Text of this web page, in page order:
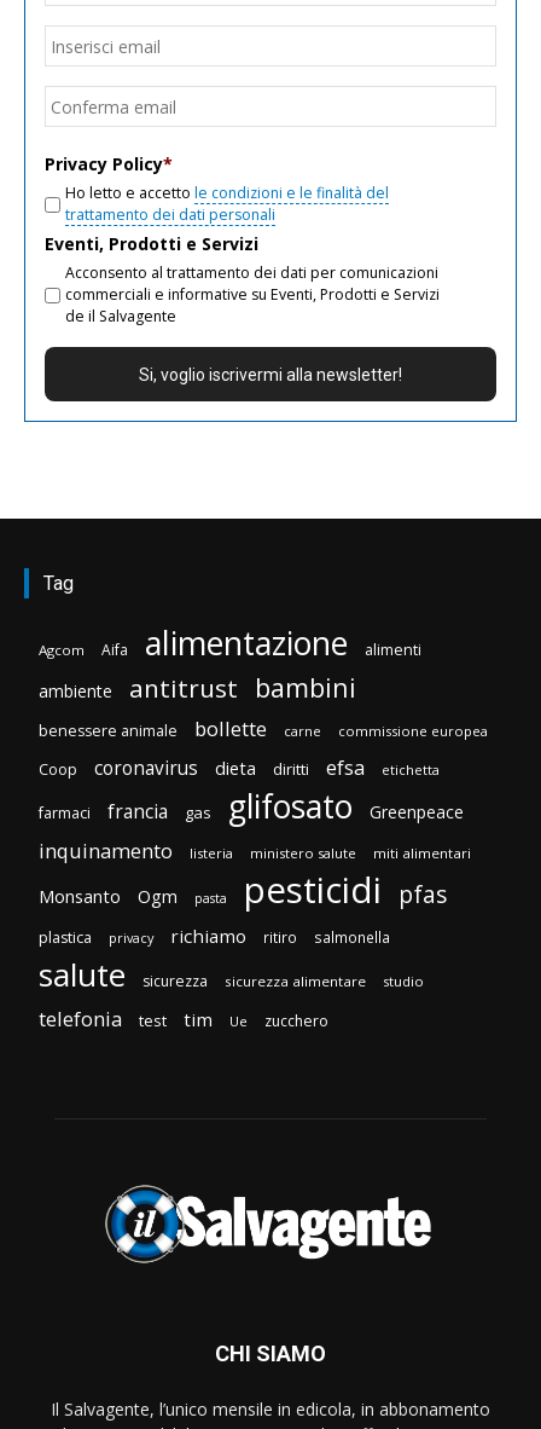
Email
Privacy Policy*
Ho letto e accetto le condizioni e le finalità del
trattamento dei dati personali
Eventi, Prodotti e Servizi
Acconsento al trattamento dei dati per comunicazioni
commerciali e informative su Eventi, Prodotti e Servizi
de il Salvagente
Tag
Agcom Aifa alimentazione alimenti
ambiente antitrust bambini
benessere animale bollette carne commissione europea
Coop coronavirus dieta diritti efsa etichetta
farmaci francia gas glifosato Greenpeace
inquinamento listeria ministero salute miti alimentari
Monsanto Ogm pasta pesticidi pfas
plastica privacy richiamo ritiro salmonella
salute sicurezza sicurezza alimentare studio
telefonia test tim Ue zucchero
CHI SIAMO
Il Salvagente, l’unico mensile in edicola, in abbonamento